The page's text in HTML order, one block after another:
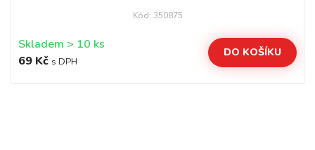
Kód: 350875
Skladem > 10 ks
69 Kč s DPH
DO KOŠÍKU